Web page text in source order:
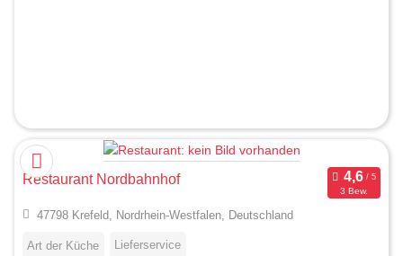
Restaurant Nordbahnhof
3 Bew.
47798 Krefeld, Nordrhein-Westfalen, Deutschland
Art der Küche Lieferservice